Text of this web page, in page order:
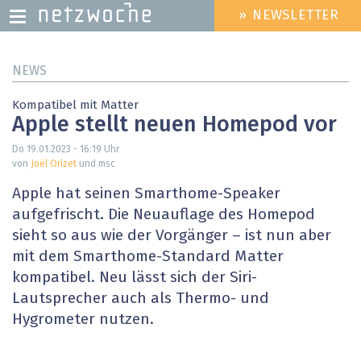
zum
HEADER
MENU
» NEWSLETTER
NEWS
Kompatibel mit Matter
Apple stellt neuen Homepod vor
Do 19.01.2023 - 16:19 Uhr
von
Joël Orizet und msc
Apple hat seinen Smarthome-Speaker
aufgefrischt. Die Neuauflage des Homepod
sieht so aus wie der Vorgänger – ist nun aber
mit dem Smarthome-Standard Matter
kompatibel. Neu lässt sich der Siri-
Lautsprecher auch als Thermo- und
Hygrometer nutzen.